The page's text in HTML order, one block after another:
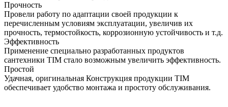
Прочность
Провели работу по адаптации своей продукции к
перечисленным условиям эксплуатации, увеличив их
прочность, термостойкость, коррозионную устойчивость и т.д.
Эффективность
Применение специально разработанных продуктов
сантехники TIM стало возможным увеличить эффективность.
Простой
Удачная, оригинальная Конструкция продукции TIM
обеспечивает удобство монтажа и простоту обслуживания.